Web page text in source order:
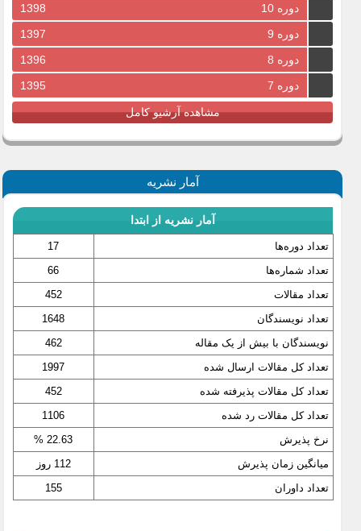
دوره 10
1398
دوره 9
1397
دوره 8
1396
دوره 7
1395
مشاهده آرشیو کامل
آمار نشریه
آمار نشریه از ابتدا
تعداد دوره‌ها
17
تعداد شماره‌ها
66
تعداد مقالات
452
تعداد نویسندگان
1648
نویسندگان با بیش از یک مقاله
462
تعداد کل مقالات ارسال شده
1997
تعداد کل مقالات پذیرفته شده
452
تعداد کل مقالات رد شده
1106
نرخ پذیرش
22.63 %
میانگین زمان پذیرش
112 روز
تعداد داوران
155